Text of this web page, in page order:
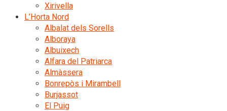
Xirivella
L’Horta Nord
Albalat dels Sorells
Alboraya
Albuixech
Alfara del Patriarca
Almàssera
Bonrepòs i Mirambell
Burjassot
El Puig